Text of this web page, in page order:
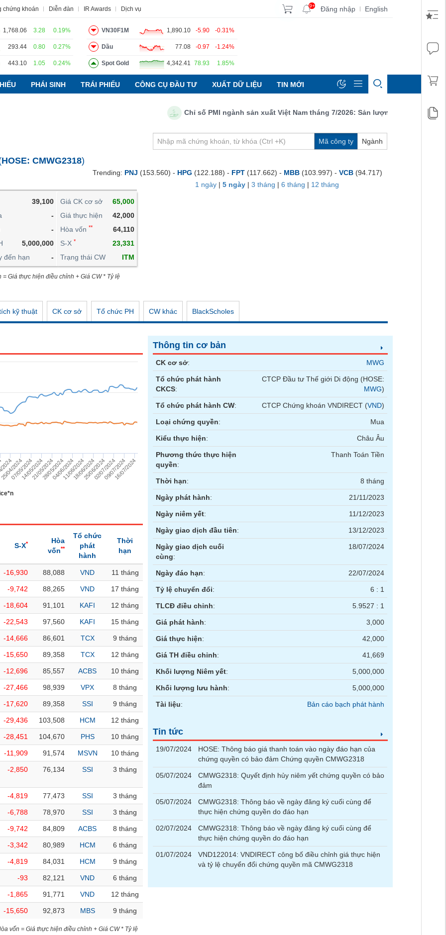
chứng khoán Diễn đàn IR Awards Dịch vụ 9+ Đăng nhập | English
1,768.06 3.28 0.19%
293.44 0.80 0.27%
443.10 1.05 0.24%
VN30F1M 1,890.10 -5.90 -0.31%
Dầu 77.08 -0.97 -1.24%
Spot Gold 4,342.41 78.93 1.85%
PHÁI SINH TRÁI PHIẾU CÔNG CỤ ĐẦU TƯ XUẤT DỮ LIỆU TIN MỚI
Chỉ số PMI ngành sản xuất Việt Nam tháng 7/2026: Sản lượng, số lượng đơn đặt
Mã công ty Ngành
HOSE: CMWG2318)
39,100
-
-
5,000,000
đến hạn
-
Giá CK cơ sở
65,000
Giá thực hiện
42,000
Hòa vốn **
64,110
S-X *
23,331
Trạng thái CW
ITM
Giá thực hiện điều chỉnh + Giá CW * Tỷ lệ
Trending: PNJ (153.560) - HPG (122.188) - FPT (117.662) - MBB (103.997) - VCB (94.717)
1 ngày | 5 ngày | 3 tháng | 6 tháng | 12 tháng
kỹ thuật CK cơ sở Tổ chức PH CW khác BlackScholes
25/04/2024
07/05/2024
14/05/2024
21/05/2024
28/05/2024
04/06/2024
11/06/2024
18/06/2024
25/06/2024
02/07/2024
09/07/2024
16/07/2024
S-X*
Hòa
vốn**
Tổ chức
phát
hành
Thời
hạn
-16,930 88,088 VND 11 tháng
-9,742 88,265 VND 17 tháng
-18,604 91,101 KAFI 12 tháng
-22,543 97,560 KAFI 15 tháng
-14,666 86,601 TCX 9 tháng
-15,650 89,358 TCX 12 tháng
-12,696 85,557 ACBS 10 tháng
-27,466 98,939 VPX 8 tháng
-17,620 89,358 SSI 9 tháng
-29,436 103,508 HCM 12 tháng
-28,451 104,670 PHS 10 tháng
-11,909 91,574 MSVN 10 tháng
-2,850 76,134 SSI 3 tháng
-4,819 77,473 SSI 3 tháng
-6,788 78,970 SSI 3 tháng
-9,742 84,809 ACBS 8 tháng
-3,342 80,989 HCM 6 tháng
-4,819 84,031 HCM 9 tháng
-93 82,121 VND 6 tháng
-1,865 91,771 VND 12 tháng
-15,650 92,873 MBS 9 tháng
vốn = Giá thực hiện điều chỉnh + Giá CW * Tỷ lệ
Thông tin cơ bản
CK cơ sở: MWG
Tổ chức phát hành
CKCS:
CTCP Đầu tư Thế giới Di động (HOSE:
MWG)
Tổ chức phát hành CW: CTCP Chứng khoán VNDIRECT (VND)
Loại chứng quyền: Mua
Kiểu thực hiện: Châu Âu
Phương thức thực hiện
quyền:
Thanh Toán Tiền
Thời hạn: 8 tháng
Ngày phát hành: 21/11/2023
Ngày niêm yết: 11/12/2023
Ngày giao dịch đầu tiên: 13/12/2023
Ngày giao dịch cuối
cùng:
18/07/2024
Ngày đáo hạn: 22/07/2024
Tỷ lệ chuyển đổi: 6 : 1
TLCĐ điều chỉnh: 5.9527 : 1
Giá phát hành: 3,000
Giá thực hiện: 42,000
Giá TH điều chỉnh: 41,669
Khối lượng Niêm yết: 5,000,000
Khối lượng lưu hành: 5,000,000
Tài liệu: Bản cáo bạch phát hành
Tin tức
19/07/2024
HOSE: Thông báo giá thanh toán vào ngày đáo hạn của
chứng quyền có bảo đảm Chứng quyền CMWG2318
05/07/2024
CMWG2318: Quyết định hủy niêm yết chứng quyền có bảo
đảm
05/07/2024
CMWG2318: Thông báo về ngày đăng ký cuối cùng để
thực hiện chứng quyền do đáo hạn
02/07/2024
CMWG2318: Thông báo về ngày đăng ký cuối cùng để
thực hiện chứng quyền do đáo hạn
01/07/2024
VND122014: VNDIRECT công bố điều chỉnh giá thực hiện
và tỷ lệ chuyển đổi chứng quyền mã CMWG2318
Tin tức Báo cáo phân tích Thuật ngữ Dịch vụ
PHÁI SINH
TRÁI PHIẾU
CÔNG CỤ ĐẦU TƯ
XUẤT DỮ LIỆU
TIN MỚI
Hợp đồng tương lai Trái phiếu